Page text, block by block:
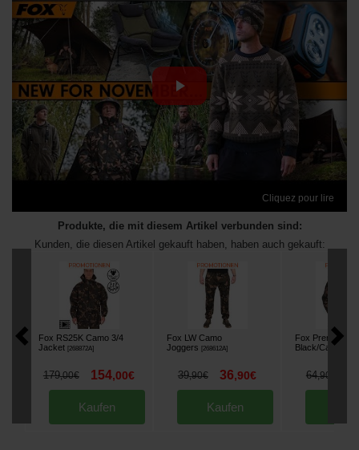
Cliquez pour lire
Produkte, die mit diesem Artikel verbunden sind:
Kunden, die diesen Artikel gekauft haben, haben auch gekauft:
Fox RS25K Camo 3/4
Jacket
268872A]
179,00€ 154,00€
Kaufen
Fox LW Camo
Joggers
268612A]
39,90€ 36,90€
Kaufen
Fox Premium
Black/Camo
64,90